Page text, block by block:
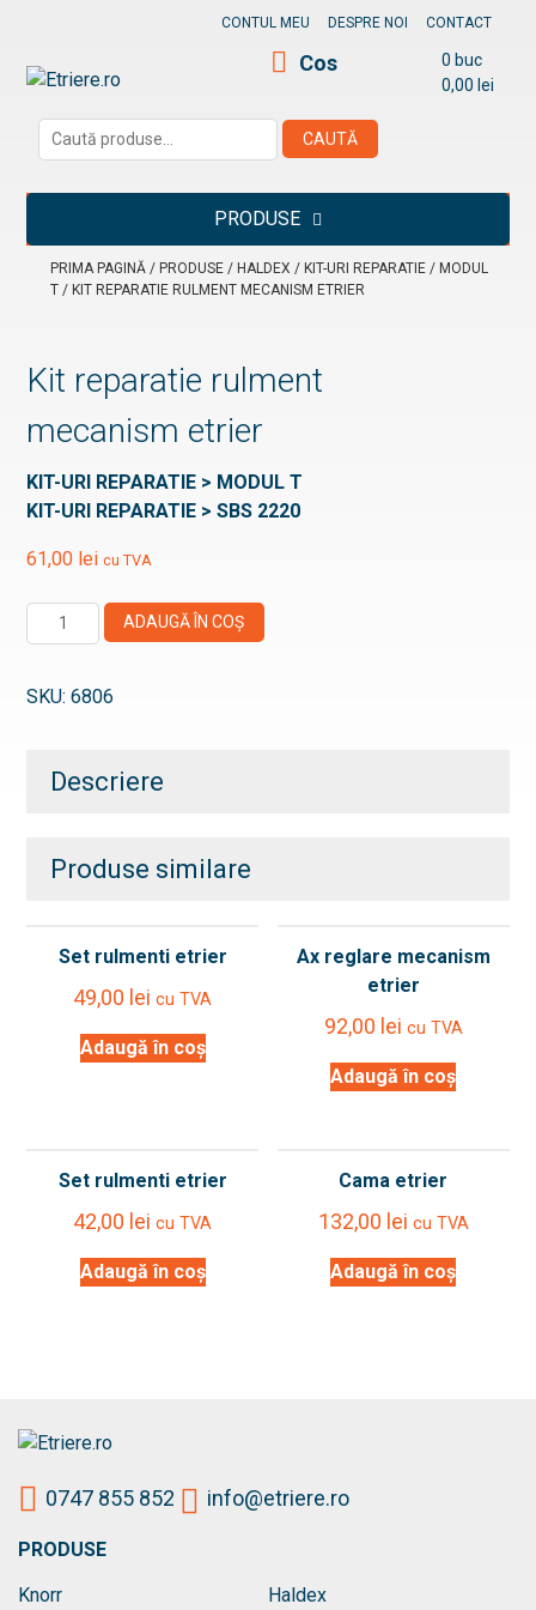
content
Etriere.ro
CONTUL MEU DESPRE NOI CONTACT
Caută
după:
CAUTĂ
Cos
0 buc
0,00 lei
PRODUSE
PRIMA PAGINĂ / PRODUSE / HALDEX / KIT-URI REPARATIE / MODUL
T / KIT REPARATIE RULMENT MECANISM ETRIER
Kit reparatie rulment
mecanism etrier
KIT-URI REPARATIE > MODUL T
KIT-URI REPARATIE > SBS 2220
61,00 lei cu TVA
Cantitate
Kit
rulment
ADAUGĂ ÎN COȘ
SKU:6806
Descriere
Produse similare
Set rulmenti etrier
49,00 lei cu TVA
Adaugă în coș
Ax reglare mecanism
etrier
92,00 lei cu TVA
Adaugă în coș
Set rulmenti etrier
42,00 lei cu TVA
Adaugă în coș
Cama etrier
132,00 lei cu TVA
Adaugă în coș
0747 855 852 info@etriere.ro
PRODUSE
Knorr
Haldex